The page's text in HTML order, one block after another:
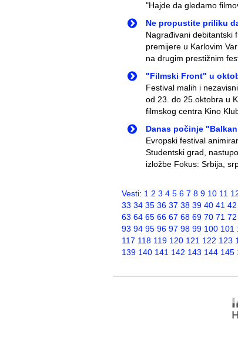
"Hajde da gledamo
Ne propustite priliku
Nagrađivani debitantski
premijere u Karlovim
na drugim prestižnim
"Filmski Front" u
Festival malih i
od 23. do 25.oktobra u
filmskog centra Kino
Danas počinje
Evropski festival
Studentski grad,
izložbe Fokus: Srbija,
Vesti: 1 2 3 4 5 6 7 8 9 10 11
33 34 35 36 37 38 39 40 41 42
63 64 65 66 67 68 69 70 71 72
93 94 95 96 97 98 99 100 101
117 118 119 120 121 122 123
139 140 141 142 143 144 145